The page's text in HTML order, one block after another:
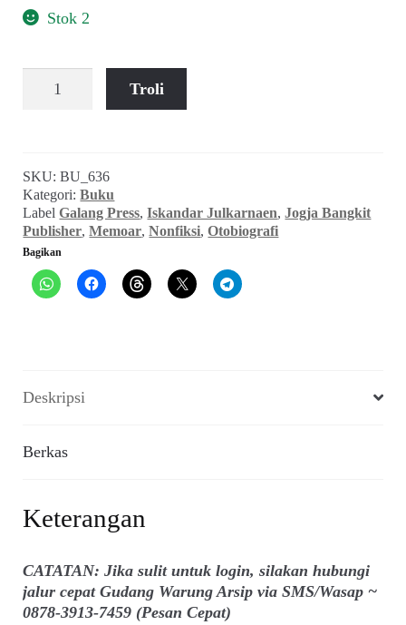
Stok 2
Iskandar
Troli
SKU:BU_636
Kategori:Buku
LabelGalang Press,Iskandar Julkarnaen,Jogja Bangkit
Publisher,Memoar,Nonfiksi,Otobiografi
Bagikan
Deskripsi
Berkas
Keterangan
CATATAN: Jika sulit untuk login, silakan hubungi
jalur cepat Gudang Warung Arsip via SMS/Wasap ~
0878-3913-7459 (Pesan Cepat)